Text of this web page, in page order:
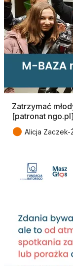
Zatrzymać
[patronat ngo.pl]
● Alicja Zaczek-